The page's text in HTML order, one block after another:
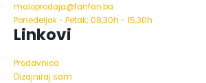
maloprodaja@fanfan.ba
Ponedeljak - Petak; 08,30h - 15,30h
Linkovi
Prodavnica
Dizajniraj sam